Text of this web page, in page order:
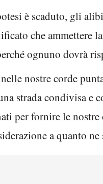
è scaduto, gli
che ammettere
ognuno dovrà
nostre corde
strada condivisa
per fornire le
a quanto ne